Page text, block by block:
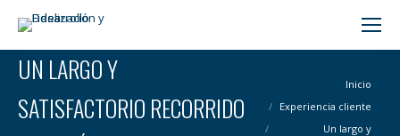
Buscar:
UN LARGO Y
SATISFACTORIO RECORRIDO
Inicio
Experiencia cliente
Un largo y